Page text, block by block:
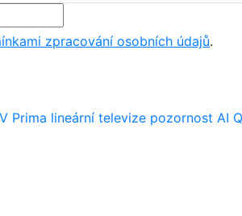
zpracování osobních údajů.
Prima lineární televize pozornost AI